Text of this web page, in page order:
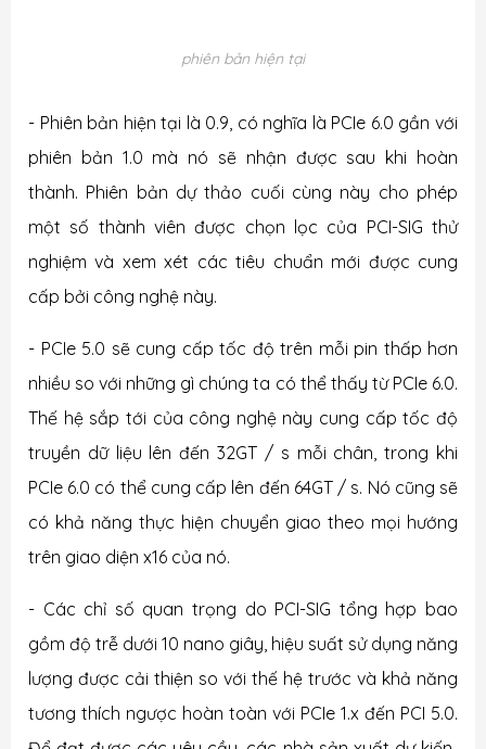
phiên bản hiện tại
- Phiên bản hiện tại là 0.9, có nghĩa là PCIe 6.0 gần với
phiên bản 1.0 mà nó sẽ nhận được sau khi hoàn
thành. Phiên bản dự thảo cuối cùng này cho phép
một số thành viên được chọn lọc của PCI-SIG thử
nghiệm và xem xét các tiêu chuẩn mới được cung
cấp bởi công nghệ này.
- PCIe 5.0 sẽ cung cấp tốc độ trên mỗi pin thấp hơn
nhiều so với những gì chúng ta có thể thấy từ PCIe 6.0.
Thế hệ sắp tới của công nghệ này cung cấp tốc độ
truyền dữ liệu lên đến 32GT / s mỗi chân, trong khi
PCIe 6.0 có thể cung cấp lên đến 64GT / s. Nó cũng sẽ
có khả năng thực hiện chuyển giao theo mọi hướng
trên giao diện x16 của nó.
- Các chỉ số quan trọng do PCI-SIG tổng hợp bao
gồm độ trễ dưới 10 nano giây, hiệu suất sử dụng năng
lượng được cải thiện so với thế hệ trước và khả năng
tương thích ngược hoàn toàn với PCIe 1.x đến PCI 5.0.